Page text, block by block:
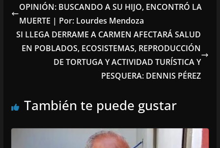
OPINIÓN: BUSCANDO A SU HIJO, ENCONTRÓ LA
MUERTE | Por: Lourdes Mendoza
SI LLEGA DERRAME A CARMEN AFECTARÁ SALUD
EN POBLADOS, ECOSISTEMAS, REPRODUCCIÓN
DE TORTUGA Y ACTIVIDAD TURÍSTICA Y
PESQUERA: DENNIS PÉREZ
También te puede gustar